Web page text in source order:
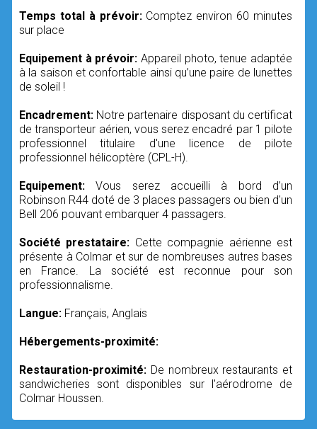
Temps total à prévoir: Comptez environ 60 minutes
sur place
Equipement à prévoir: Appareil photo, tenue adaptée
à la saison et confortable ainsi qu’une paire de lunettes
de soleil !
Encadrement: Notre partenaire disposant du certificat
de transporteur aérien, vous serez encadré par 1 pilote
professionnel titulaire d'une licence de pilote
professionnel hélicoptère (CPL-H).
Equipement:Vous serez accueilli à bord d’un
Robinson R44 doté de 3 places passagers ou bien d'un
Bell 206 pouvant embarquer 4 passagers.
Société prestataire: Cette compagnie aérienne est
présente à Colmar et sur de nombreuses autres bases
en France. La société est reconnue pour son
professionnalisme.
Langue: Français, Anglais
Hébergements-proximité:
Restauration-proximité: De nombreux restaurants et
sandwicheries sont disponibles sur l'aérodrome de
Colmar Houssen.